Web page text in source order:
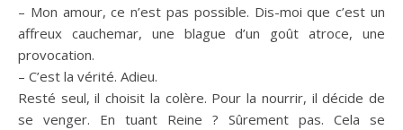
– Mon amour, ce n’est pas possible. Dis-moi que c’est un
affreux cauchemar, une blague d’un goût atroce, une
provocation.
– C’est la vérité. Adieu.
Resté seul, il choisit la colère. Pour la nourrir, il décide de
se venger. En tuant Reine ? Sûrement pas. Cela se